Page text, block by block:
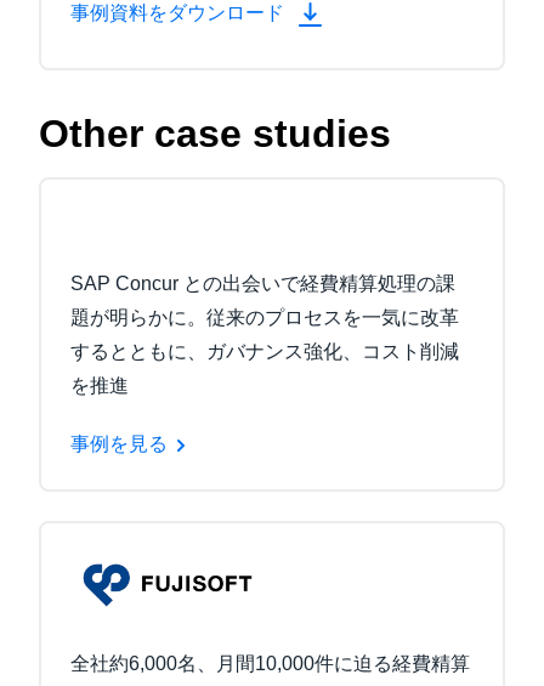
事例資料をダウンロード
Other case studies
SAP Concur との出会いで経費精算処理の課
題が明らかに。従来のプロセスを一気に改革
するとともに、ガバナンス強化、コスト削減
を推進
事例を見る
全社約6,000名、月間10,000件に迫る経費精算